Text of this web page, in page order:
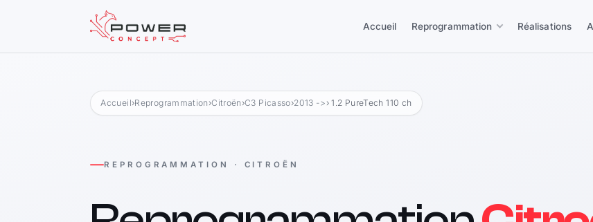
Accueil Reprogrammation Réalisations
Accueil›Reprogrammation ›Citroën ›C3 Picasso›2013 -> › 1.2 PureTech 110 ch
REPROGRAMMATION · CITROËN